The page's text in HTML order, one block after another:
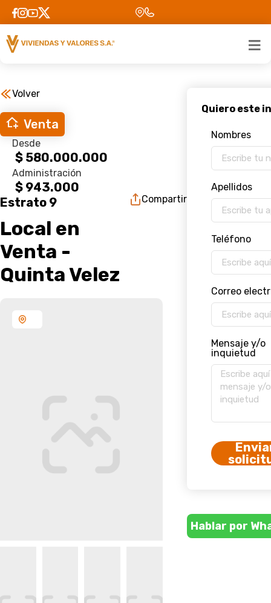
Volver
Venta
Desde
$ 580.000.000
Administración
$ 943.000
Estrato 9
Local en
Venta -
Quinta Velez
Compartir
Nombres
Apellidos
Teléfono
Correo
Mensaje y/o
inquietud
Hablar por